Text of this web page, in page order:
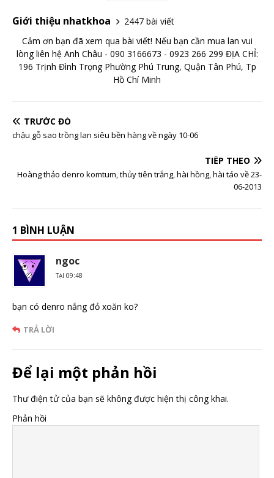
Giới thiệu nhatkhoa
2447 bài viết
Cảm ơn bạn đã xem qua bài viết! Nếu bạn cần mua lan vui
lòng liên hệ Anh Châu - 090 3166673 - 0923 266 299 ĐỊA CHỈ:
196 Trịnh Đình Trọng Phường Phú Trung, Quận Tân Phú, Tp
Hồ Chí Minh
TRƯỚC ĐÓ
chậu gỗ sao trồng lan siêu bền hàng về ngày 10-06
TIẾP THEO
Hoàng thảo denro komtum, thủy tiên trắng, hài hồng, hài táo về 23-
06-2013
1 BÌNH LUẬN
ngoc
TẠI 09:48
bạn có denro nắng đỏ xoăn ko?
TRẢ LỜI
Để lại một phản hồi
Thư điện tử của bạn sẽ không được hiện thị công khai.
Phản hồi